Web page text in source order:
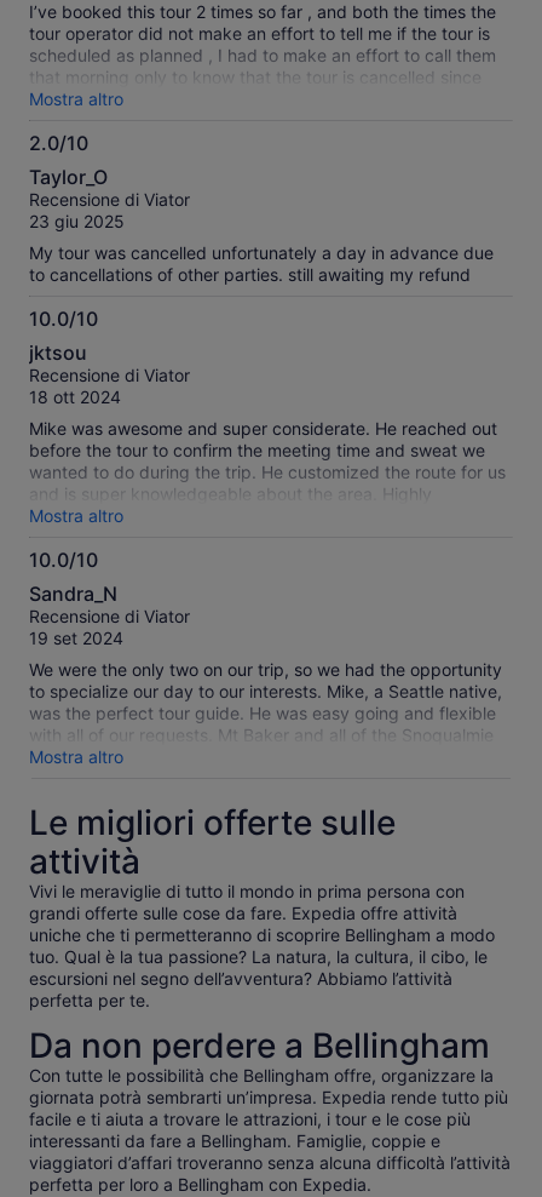
I’ve booked this tour 2 times so far , and both the times the
tour operator did not make an effort to tell me if the tour is
scheduled as planned , I had to make an effort to call them
that morning only to know that the tour is cancelled since
there aren’t many folks booked the tour . This extremely
poor management . I see others who have the same
experience . I’d not recommend this .
Mostra altro
2.0/10
2.0
su
10
Taylor_O
Recensione di Viator
23 giu 2025
My tour was cancelled unfortunately a day in advance due
to cancellations of other parties. still awaiting my refund
10.0/10
10.0
su
10
jktsou
Recensione di Viator
18 ott 2024
Mike was awesome and super considerate. He reached out
before the tour to confirm the meeting time and sweat we
wanted to do during the trip. He customized the route for us
and is super knowledgeable about the area. Highly
recommended this tour!
Mostra altro
10.0/10
10.0
su
10
Sandra_N
Recensione di Viator
19 set 2024
We were the only two on our trip, so we had the opportunity
to specialize our day to our interests. Mike, a Seattle native,
was the perfect tour guide. He was easy going and flexible
with all of our requests. Mt Baker and all of the Snoqualmie
Forest is amazing. We will definitely return. Many thanks to
Mostra altro
Le migliori offerte sulle
attività
Vivi le meraviglie di tutto il mondo in prima persona con
grandi offerte sulle cose da fare. Expedia offre attività
uniche che ti permetteranno di scoprire Bellingham a modo
tuo. Qual è la tua passione? La natura, la cultura, il cibo, le
escursioni nel segno dell’avventura? Abbiamo l’attività
perfetta per te.
Da non perdere a Bellingham
Con tutte le possibilità che Bellingham offre, organizzare la
giornata potrà sembrarti un’impresa. Expedia rende tutto più
facile e ti aiuta a trovare le attrazioni, i tour e le cose più
interessanti da fare a Bellingham. Famiglie, coppie e
viaggiatori d’affari troveranno senza alcuna difficoltà l’attività
perfetta per loro a Bellingham con Expedia.